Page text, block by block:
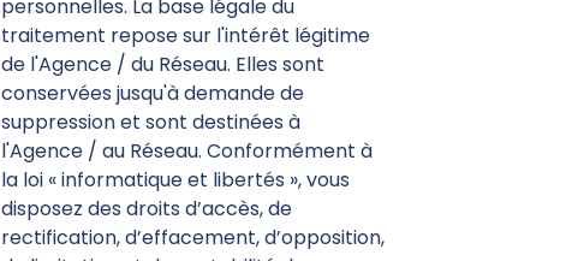
personnelles. La base légale du
traitement repose sur l'intérêt légitime
de l'Agence / du Réseau. Elles sont
conservées jusqu'à demande de
suppression et sont destinées à
l'Agence / au Réseau. Conformément à
la loi « informatique et libertés », vous
disposez des droits d’accès, de
rectification, d’effacement, d’opposition,